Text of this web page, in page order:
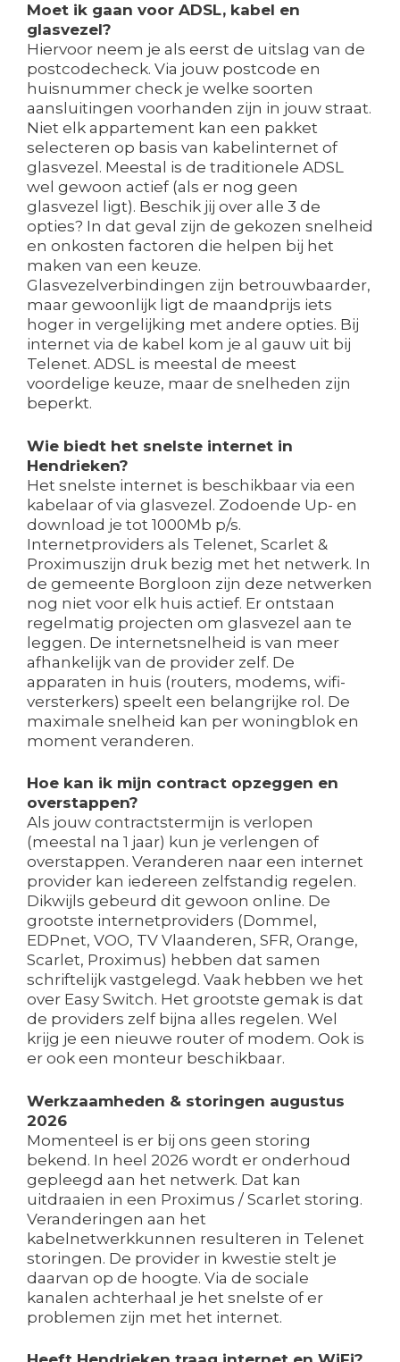
Moet ik gaan voor ADSL, kabel en
glasvezel?
Hiervoor neem je als eerst de uitslag van de
postcodecheck. Via jouw postcode en
huisnummer check je welke soorten
aansluitingen voorhanden zijn in jouw straat.
Niet elk appartement kan een pakket
selecteren op basis van kabelinternet of
glasvezel. Meestal is de traditionele ADSL
wel gewoon actief (als er nog geen
glasvezel ligt). Beschik jij over alle 3 de
opties? In dat geval zijn de gekozen snelheid
en onkosten factoren die helpen bij het
maken van een keuze.
Glasvezelverbindingen zijn betrouwbaarder,
maar gewoonlijk ligt de maandprijs iets
hoger in vergelijking met andere opties. Bij
internet via de kabel kom je al gauw uit bij
Telenet. ADSL is meestal de meest
voordelige keuze, maar de snelheden zijn
beperkt.
Wie biedt het snelste internet in
Hendrieken?
Het snelste internet is beschikbaar via een
kabelaar of via glasvezel. Zodoende Up- en
download je tot 1000Mb p/s.
Internetproviders als Telenet, Scarlet &
Proximuszijn druk bezig met het netwerk. In
de gemeente Borgloon zijn deze netwerken
nog niet voor elk huis actief. Er ontstaan
regelmatig projecten om glasvezel aan te
leggen. De internetsnelheid is van meer
afhankelijk van de provider zelf. De
apparaten in huis (routers, modems, wifi-
versterkers) speelt een belangrijke rol. De
maximale snelheid kan per woningblok en
moment veranderen.
Hoe kan ik mijn contract opzeggen en
overstappen?
Als jouw contractstermijn is verlopen
(meestal na 1 jaar) kun je verlengen of
overstappen. Veranderen naar een internet
provider kan iedereen zelfstandig regelen.
Dikwijls gebeurd dit gewoon online. De
grootste internetproviders (Dommel,
EDPnet, VOO, TV Vlaanderen, SFR, Orange,
Scarlet, Proximus) hebben dat samen
schriftelijk vastgelegd. Vaak hebben we het
over Easy Switch. Het grootste gemak is dat
de providers zelf bijna alles regelen. Wel
krijg je een nieuwe router of modem. Ook is
er ook een monteur beschikbaar.
Werkzaamheden & storingen augustus
2026
Momenteel is er bij ons geen storing
bekend. In heel 2026 wordt er onderhoud
gepleegd aan het netwerk. Dat kan
uitdraaien in een Proximus / Scarlet storing.
Veranderingen aan het
kabelnetwerkkunnen resulteren in Telenet
storingen. De provider in kwestie stelt je
daarvan op de hoogte. Via de sociale
kanalen achterhaal je het snelste of er
problemen zijn met het internet.